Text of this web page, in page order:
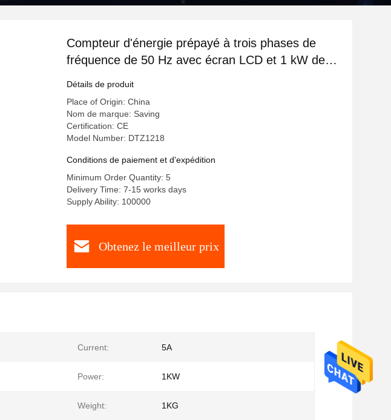
Compteur d'énergie prépayé à trois phases de
fréquence de 50 Hz avec écran LCD et 1 kW de
Détails de produit
Place of Origin: China
Nom de marque: Saving
Certification: CE
Model Number: DTZ1218
Conditions de paiement et d'expédition
Minimum Order Quantity: 5
Delivery Time: 7-15 works days
Supply Ability: 100000
Obtenez le meilleur prix
Current: 5A
Power: 1KW
Weight: 1KG